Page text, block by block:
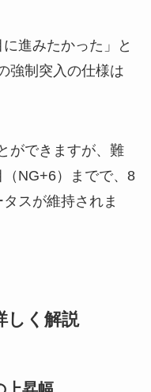
進みたかった」と
強制突入の仕様は
ができますが、難
NG+6）までで、8
スが維持されま
しく解説